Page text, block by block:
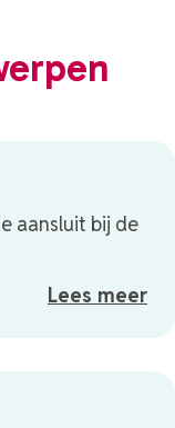
aansluit bij de
Lees meer